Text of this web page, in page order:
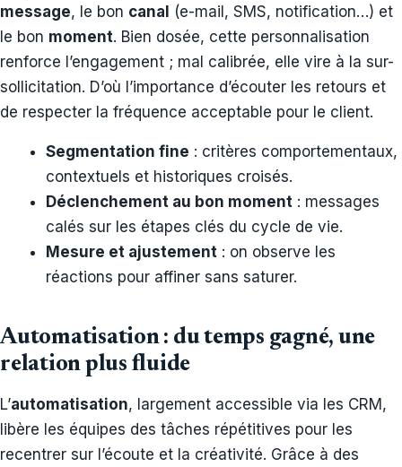
message, le bon canal (e-mail, SMS, notification…) et
le bon moment. Bien dosée, cette personnalisation
renforce l’engagement ; mal calibrée, elle vire à la sur-
sollicitation. D’où l’importance d’écouter les retours et
de respecter la fréquence acceptable pour le client.
Segmentation fine : critères comportementaux,
contextuels et historiques croisés.
Déclenchement au bon moment : messages
calés sur les étapes clés du cycle de vie.
Mesure et ajustement : on observe les
réactions pour affiner sans saturer.
Automatisation : du temps gagné, une
relation plus fluide
L’automatisation, largement accessible via les CRM,
libère les équipes des tâches répétitives pour les
recentrer sur l’écoute et la créativité. Grâce à des